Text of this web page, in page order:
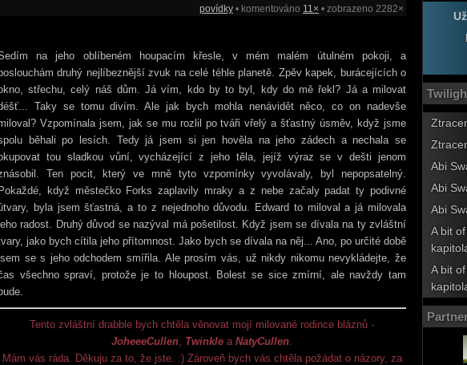
povídky • komentováno 11× • zobrazeno 2282×
na jeho oblíbeném houpacím křesle, v mém malém útulném pokoji, a
druhý nejlíbeznější zvuk na celé téhle planetě. Zpěv kapek, burácejících o
střechu, celý náš dům. Já vím, kdo by to byl, kdy do mě řekl? Já a milovat
Taky se tomu divím. Ale jak bych mohla nenávidět něco, co on nadevše
Vzpomínala jsem, jak se mu rozlil po tváři vřelý a šťastný úsměv, když jsme
běhali po lesích. Tedy já jsem si jen hověla na jeho zádech a nechala se
tou sladkou vůní, vycházející z jeho těla, jejíž výraz se v dešti jenom
Ten pocit, který ve mně tyto vzpomínky vyvolávaly, byl nepopsatelný.
Pokaždé, když městečko Forks zaplavily mraky a z nebe začaly padat ty podivné
byla jsem šťastná, a to z nejednoho důvodu. Edward to miloval a já milovala
radost. Druhý důvod se nazýval má pošetilost. Když jsem se dívala na ty zvláštní
jako bych cítila jeho přítomnost. Jako bych se dívala na něj... Ano, po určité době
se s jeho odchodem smířila. Ale prosím vás, už nikdy nikomu nevykládejte, že
všechno spraví, protože je to hloupost. Bolest se sice zmírní, ale navždy tam
bude.
Tento zvláštní drabble bych chtěla věnovat mojí milované rodince bláznů -
JoheeeCullen, Twinkle a NatyCullen.
Mám vás ráda. Děkuju za to, že jste. :) Zároveň bych vás chtěla požádat o názory, za
Abi
Abi
Abi
A bit
A bit